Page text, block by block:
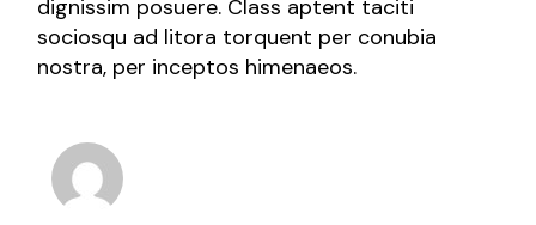
dignissim posuere. Class aptent taciti
sociosqu ad litora torquent per conubia
nostra, per inceptos himenaeos.